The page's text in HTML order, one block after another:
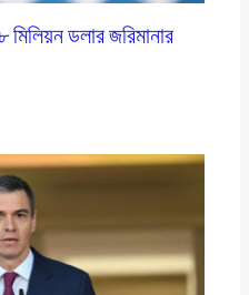
মিলিয়ন ডলার জরিমানার